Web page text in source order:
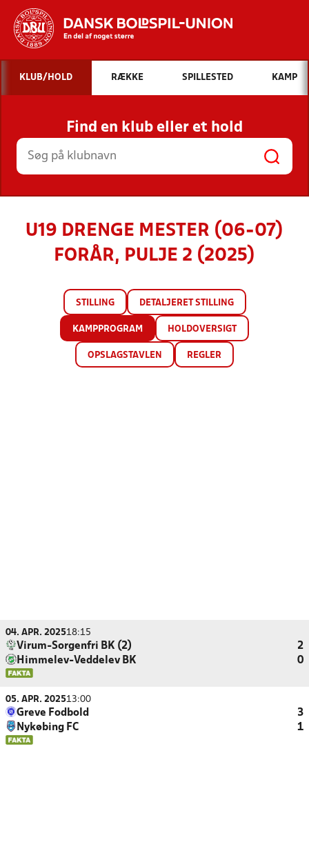
Hvad vil du søge efter?
INDHOLD OG NYHEDER
STILLINGER, RESULTATER, KLUBBER OG
HOLD
KLUB/HOLD RÆKKE SPILLESTED KAMP
Find en klub eller et hold
U19 DRENGE MESTER (06-07)
FORÅR, PULJE 2 (2025)
STILLING DETALJERET STILLING
KAMPPROGRAM HOLDOVERSIGT
OPSLAGSTAVLEN REGLER
04. APR. 202518:15
Virum-Sorgenfri BK (2)
2
Himmelev-Veddelev BK
0
05. APR. 202513:00
Greve Fodbold
3
Nykøbing FC
1